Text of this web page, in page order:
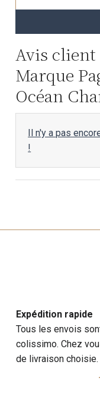
Avis
Marque
Océan
Il n'y a pas
!
Expédition rapide
Tous les envois
colissimo. Chez
de livraison choisie.